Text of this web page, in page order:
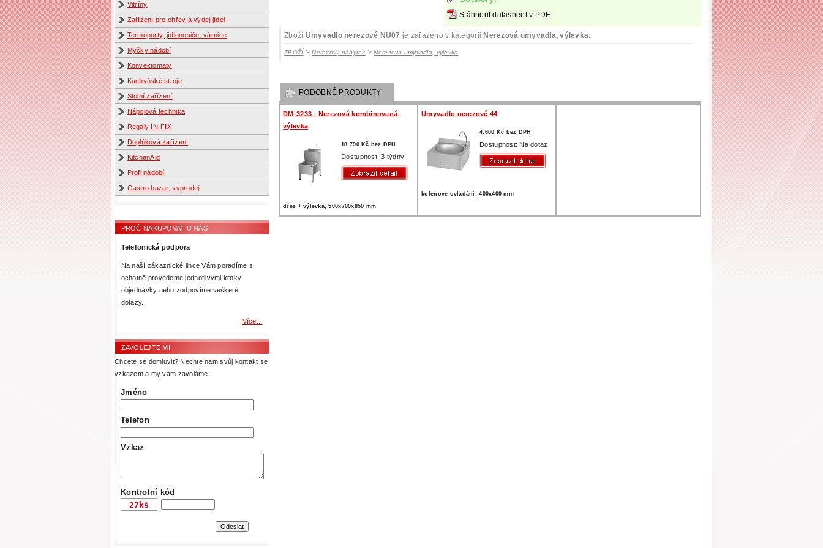
Vitríny
Zařízení pro ohřev a výdej jídel
Termoporty, jídlonosiče, várnice
Myčky nádobí
Konvektomaty
Kuchyňské stroje
Stolní zařízení
Nápojová technika
Regály IN-FIX
Doplňková zařízení
KitchenAid
Profi nádobí
Gastro bazar, výprodej
PROČ NAKUPOVAT U NÁS
Telefonická podpora
Na naší zákaznické lince Vám poradíme s
ochotně provedeme jednotlivými kroky
objednávky nebo zodpovíme veškeré
dotazy.
Více...
ZAVOLEJTE MI
Chcete se domluvit? Nechte nam svůj kontakt se
vzkazem a my vám zavoláme.
Jméno
Telefon
Vzkaz
Kontrolní kód
Stáhnout datasheet v PDF
Zboží Umyvadlo nerezové NU07 je zařazeno v kategorii Nerezová umyvadla, výlevka.
ZBOŽÍ >Nerezový nábytek >Nerezová umyvadla, výlevka
PODOBNÉ PRODUKTY
DM-3233 - Nerezová kombinovaná
výlevka
18.790 Kč bez DPH
Dostupnost: 3 týdny
dřez + výlevka, 500x700x850 mm
Umyvadlo nerezové 44
4.600 Kč bez DPH
Dostupnost: Na dotaz
kolenové ovládání; 400x400 mm